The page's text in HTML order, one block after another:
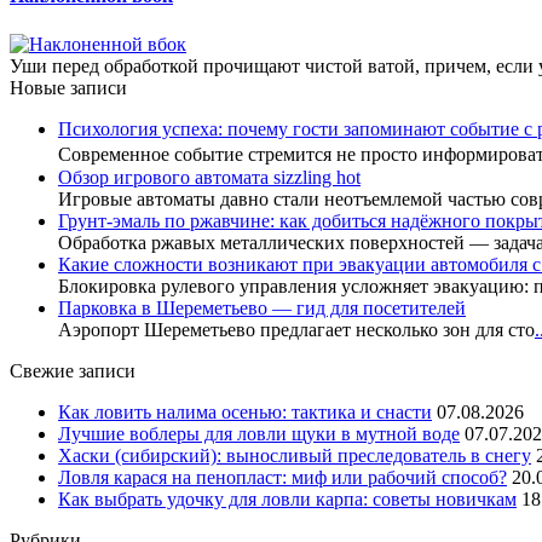
Уши перед обработкой прочищают чистой ватой, причем, если
Новые записи
Психология успеха: почему гости запоминают событие с
Современное событие стремится не просто
Обзор игрового автомата sizzling hot
Игровые автоматы давно стали неотъемлемой частью
Грунт-эмаль по ржавчине: как добиться надёжного
Обработка ржавых металлических поверхностей —
Какие сложности возникают при эвакуации автомобиля
Блокировка рулевого управления усложняет эвакуацию:
Парковка в Шереметьево — гид для посетителей
Аэропорт Шереметьево предлагает несколько зон для сто
Свежие записи
Как ловить налима осенью: тактика и снасти 07.08.2026
Лучшие воблеры для ловли щуки в мутной воде
Хаски (сибирский): выносливый преследователь в снегу
Ловля карася на пенопласт: миф или рабочий способ?
Как выбрать удочку для ловли карпа: советы новичкам